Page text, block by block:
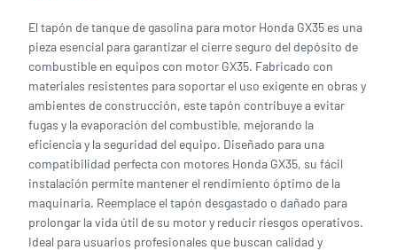
El tapón de tanque de gasolina para motor Honda GX35 es una
pieza esencial para garantizar el cierre seguro del depósito de
combustible en equipos con motor GX35. Fabricado con
materiales resistentes para soportar el uso exigente en obras y
ambientes de construcción, este tapón contribuye a evitar
fugas y la evaporación del combustible, mejorando la
eficiencia y la seguridad del equipo. Diseñado para una
compatibilidad perfecta con motores Honda GX35, su fácil
instalación permite mantener el rendimiento óptimo de la
maquinaria. Reemplace el tapón desgastado o dañado para
prolongar la vida útil de su motor y reducir riesgos operativos.
Ideal para usuarios profesionales que buscan calidad y